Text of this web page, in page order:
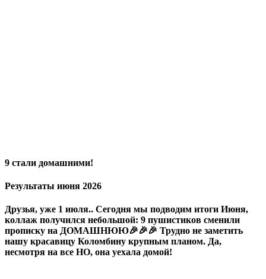
9 стали домашними!
Результаты июня 2026
Друзья, уже 1 июля.. Сегодня мы подводим итоги Июня,
коллаж получился небольшой: 9 пушистиков сменили
прописку на ДОМАШНЮЮ🎉🎉🎉 Трудно не заметить
нашу красавицу Коломбину крупным планом. Да,
несмотря на все НО, она уехала домой!